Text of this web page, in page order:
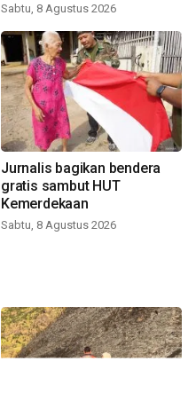
Sabtu, 8 Agustus 2026
Jurnalis bagikan bendera
gratis sambut HUT
Kemerdekaan
Sabtu, 8 Agustus 2026